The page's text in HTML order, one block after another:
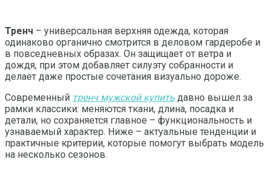
Тренч – универсальная верхняя одежда, которая
одинаково органично смотрится в деловом гардеробе и
в повседневных образах. Он защищает от ветра и
дождя, при этом добавляет силуэту собранности и
делает даже простые сочетания визуально дороже.
Современный тренч мужской купить давно вышел за
рамки классики: меняются ткани, длина, посадка и
детали, но сохраняется главное – функциональность и
узнаваемый характер. Ниже – актуальные тенденции и
практичные критерии, которые помогут выбрать модель
на несколько сезонов.